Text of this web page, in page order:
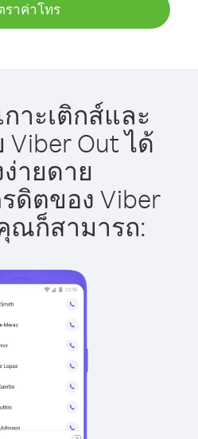
ราค่าโทร
าะเติกส์และ
Viber Out ได้
ายดาย
ดิตของ Viber
ณก็สามารถ: